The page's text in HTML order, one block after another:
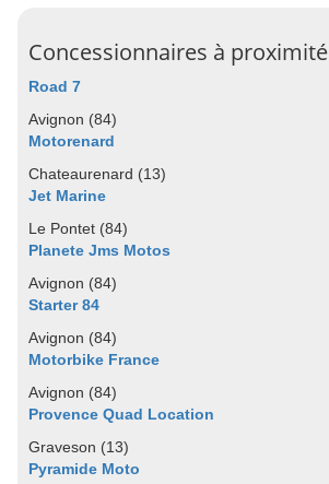
Concessionnaires à proximité
Road 7
Avignon (84)
Motorenard
Chateaurenard (13)
Jet Marine
Le Pontet (84)
Planete Jms Motos
Avignon (84)
Starter 84
Avignon (84)
Motorbike France
Avignon (84)
Provence Quad Location
Graveson (13)
Pyramide Moto